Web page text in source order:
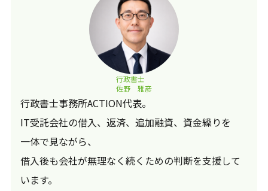
行政書士
佐野 雅彦
行政書士事務所ACTION代表。
IT受託会社の借入、返済、追加融資、資金繰りを
一体で見ながら、
借入後も会社が無理なく続くための判断を支援して
います。